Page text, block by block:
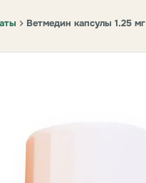
Ветмедин капсулы 1.25 мг